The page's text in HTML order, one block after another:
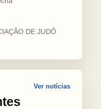
DE JUDÔ
Ver notícias